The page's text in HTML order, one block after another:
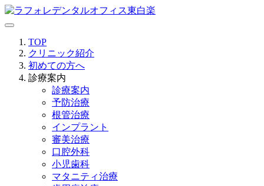
TOP
クリニック紹介
初めての方へ
診療案内
診療案内
予防治療
根管治療
インプラント
審美治療
口腔外科
小児歯科
マタニティ治療